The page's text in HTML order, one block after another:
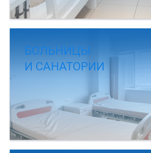
БОЛЬНИЦЫ
И САНАТОРИИ